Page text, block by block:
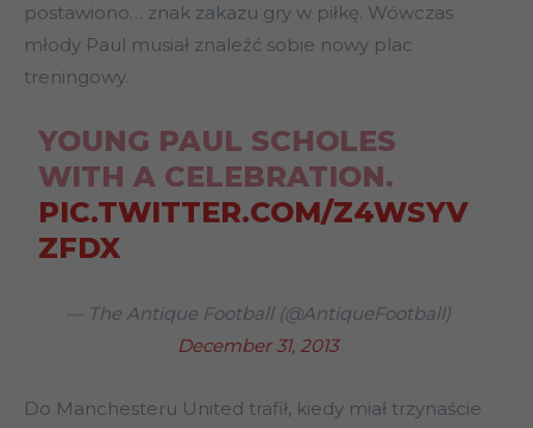
postawiono… znak zakazu gry w piłkę. Wówczas
młody Paul musiał znaleźć sobie nowy plac
treningowy.
YOUNG PAUL SCHOLES
WITH A CELEBRATION.
PIC.TWITTER.COM/Z4WSYV
ZFDX
— The Antique Football (@AntiqueFootball)
December 31, 2013
Do Manchesteru United trafił, kiedy miał trzynaście